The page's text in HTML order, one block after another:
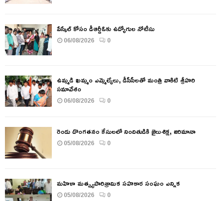
పేస్కేల్ కోసం డీఆర్డీఓకు ఉద్యోగుల నోటీసు
06/08/2026 0
ఉమ్మడి ఖమ్మం ఎమ్మెల్యేలు, డీసీసీలతో మంత్రి వాకిటి శ్రీహరి
సమావేశం
06/08/2026 0
రెండు దొంగతనం కేసులలో నిందితుడికి జైలుశిక్ష, జరిమానా
05/08/2026 0
మహిళా మత్స్యపారిశ్రామిక సహకార సంఘం ఎన్నిక
05/08/2026 0